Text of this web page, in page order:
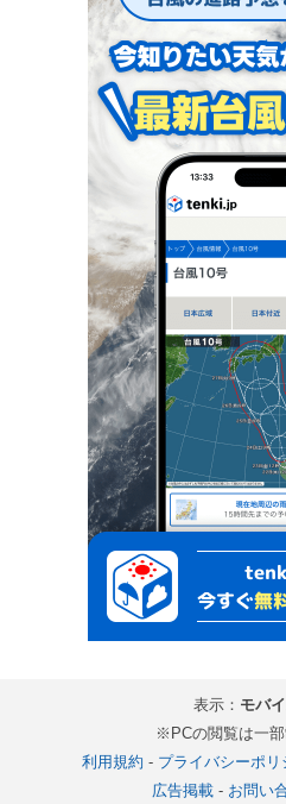
表示： モバ
※PCの閲覧は一
利用規約 - プライバシーポリ
広告掲載- お問い